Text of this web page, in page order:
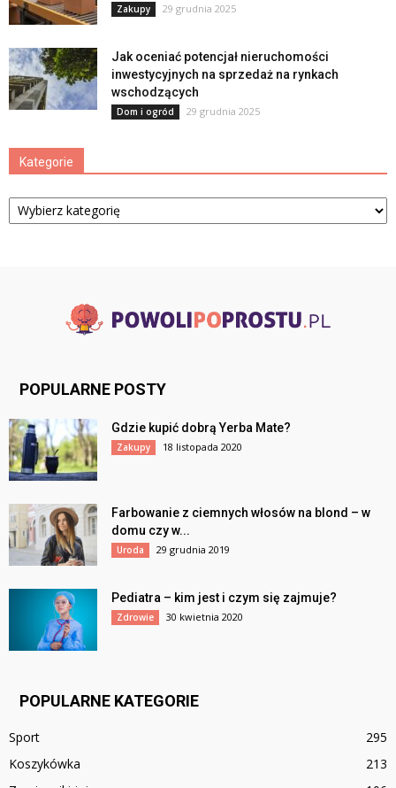
Zakupy 29 grudnia 2025
Jak oceniać potencjał nieruchomości
inwestycyjnych na sprzedaż na rynkach
wschodzących
Dom i ogród 29 grudnia 2025
Kategorie
Kategorie
POPULARNE POSTY
Gdzie kupić dobrą Yerba Mate?
Zakupy 18 listopada 2020
Farbowanie z ciemnych włosów na blond – w
domu czy w...
Uroda 29 grudnia 2019
Pediatra – kim jest i czym się zajmuje?
Zdrowie 30 kwietnia 2020
POPULARNE KATEGORIE
Sport
295
Koszykówka
213